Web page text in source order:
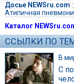
Досье NEWSru.com ::
Атипичная
Каталог
ССЫЛКИ ПО
В
С